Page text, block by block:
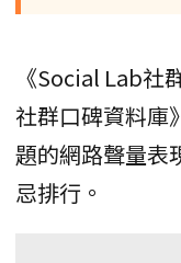
《Social Lab社
社群口碑資料庫
題的網路聲量表
忌排行。